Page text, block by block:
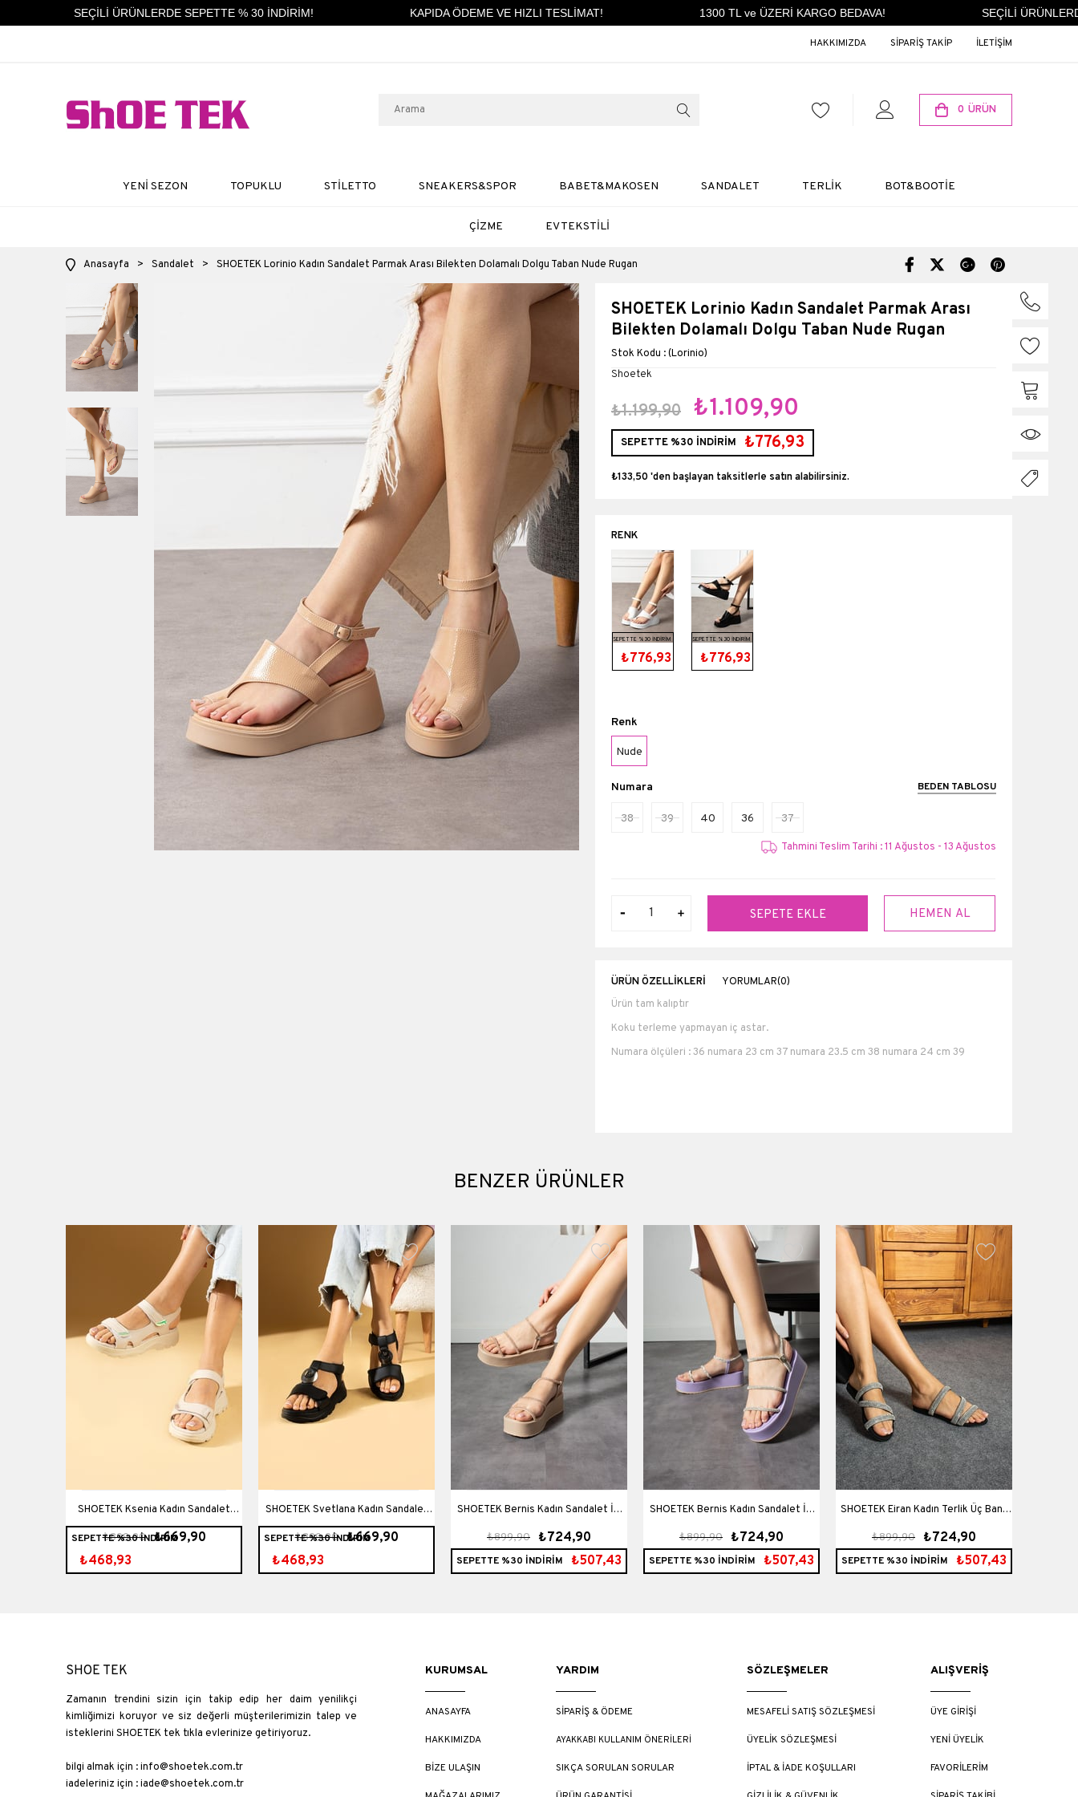
SEÇİLİ ÜRÜNLERDE SEPETTE % 30 İNDİRİM! KAPIDA ÖDEME VE HIZLI TESLİMAT! 1300 TL ve ÜZERİ KARGO BEDAVA! SEÇİLİ
HAKKIMIZDA SİPARİŞ TAKİP İLETİŞİM
0 ÜRÜN
YENİ SEZON TOPUKLU STİLETTO SNEAKERS&SPOR BABET&MAKOSEN SANDALET TERLİK BOT&BOOTİE
ÇİZME EV TEKSTİLİ
Anasayfa > Sandalet > SHOETEK Lorinio Kadın Sandalet Parmak Arası Bilekten Dolamalı Dolgu Taban Nude Rugan
SHOETEK Lorinio Kadın Sandalet Parmak Arası
Bilekten Dolamalı Dolgu Taban Nude Rugan
(Lorinio)
Shoetek
₺1.199,90 ₺1.109,90
SEPETTE %30 İNDİRİM ₺776,93
₺133,50'den başlayan taksitlerle
SEPETTE %30 İNDİRİM
₺776,93
SEPETTE %30 İNDİRİM
₺776,93
Renk
Nude
Numara BEDEN TABLOSU
38 39 40 36 37
Tahmini Teslim Tarihi : 11 Ağustos - 13 Ağustos
ÜRÜN ÖZELLIKLERI YORUMLAR(0)
Ürün tam kalıptır
Koku terleme yapmayan iç astar.
Numara ölçüleri : 36 numara 23 cm 37 numara 23.5 cm 38 numara 24 cm 39
Topuk Boyu
BENZER ÜRÜNLER
SHOETEK Ksenia Kadın Sandalet
₺669,90
₺899,90
SEPETTE %30 İNDİRİM
₺468,93
SHOETEK Svetlana Kadın Sandalet
₺669,90
₺899,90
SEPETTE %30 İNDİRİM
₺468,93
SHOETEK Bernis Kadın Sandalet İki
Bantlı Taşlı Roz/Bej
₺724,90
₺899,90
SEPETTE %30 İNDİRİM ₺507,43
SHOETEK Bernis Kadın Sandalet İki
Bantlı Taşlı Lila
₺724,90
₺899,90
SEPETTE %30 İNDİRİM ₺507,43
SHOETEK Eiran Kadın Terlik Üç Banlı
Taşlı Siyah
₺724,90
₺899,90
SEPETTE %30 İNDİRİM ₺507,43
SHOE TEK
Zamanın trendini sizin için takip edip her daim yenilikçi
kimliğimizi koruyor ve siz değerli müşterilerimizin talep ve
isteklerini SHOETEK tek tıkla evlerinize getiriyoruz.
bilgi almak için :info@shoetek.com.tr
iadeleriniz için :iade@shoetek.com.tr
KURUMSAL
ANASAYFA
HAKKIMIZDA
BİZE ULAŞIN
YARDIM
SİPARİŞ & ÖDEME
AYAKKABI KULLANIM ÖNERİLERİ
SIKÇA SORULAN SORULAR
SÖZLEŞMELER
MESAFELİ SATIŞ SÖZLEŞMESİ
ÜYELİK SÖZLEŞMESİ
İPTAL & İADE KOŞULLARI
ALIŞVERİŞ
ÜYE GİRİŞİ
YENİ ÜYELİK
FAVORİLERİM